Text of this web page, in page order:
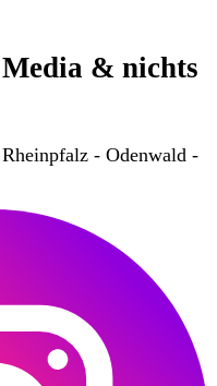
& nichts
- Odenwald -